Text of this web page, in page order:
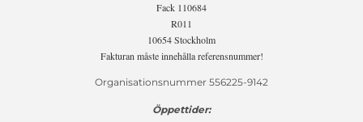
Fack 110684
R011
10654 Stockholm
Fakturan måste innehålla referensnummer!
Organisationsnummer 556225-9142
Öppettider: